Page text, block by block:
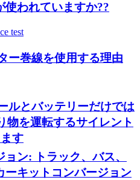
われていますか??
ー巻線を使用する理由
ルとバッテリーだけでは
物を運転するサイレント
す
ン: トラック、バス、
キットコンバージョン